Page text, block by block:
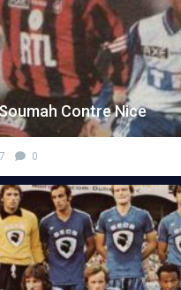
Contre Nice
0